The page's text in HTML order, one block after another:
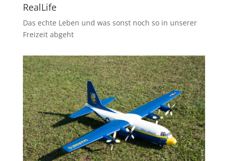
RealLife
Das echte Leben und was sonst noch so in unserer
Freizeit abgeht